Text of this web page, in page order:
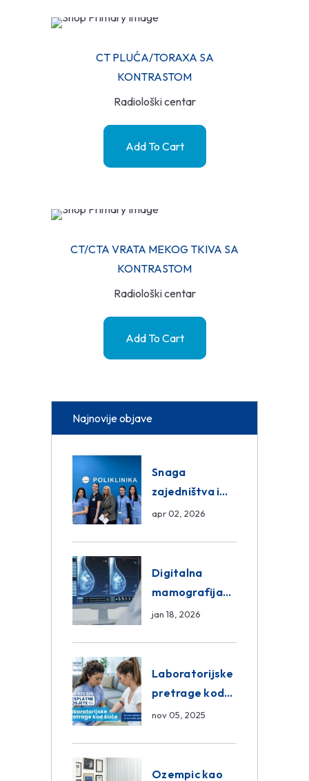
CT PLUĆA/TORAXA SA
KONTRASTOM
Radiološki centar
Add To Cart
CT/CTA VRATA MEKOG TKIVA SA
KONTRASTOM
Radiološki centar
Add To Cart
Najnovije objave
Snaga
zajedništva i
razmjena
Group
apr 02, 2026
Digitalna
mamografija
Sarajevo –
Centar
Poliklinika
jan 18, 2026
Laboratorijske
pretrage kod
kuće – novo u
Poliklinici
nov 05, 2025
Ozempic kao